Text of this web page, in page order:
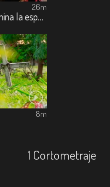
Desde la memoria germina la esperanza
26m
8m
1 Cortometraje